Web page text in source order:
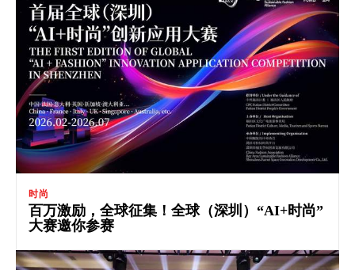
时尚
百万激励，全球征集！全球（深圳）“AI+时尚”
大赛邀你参赛